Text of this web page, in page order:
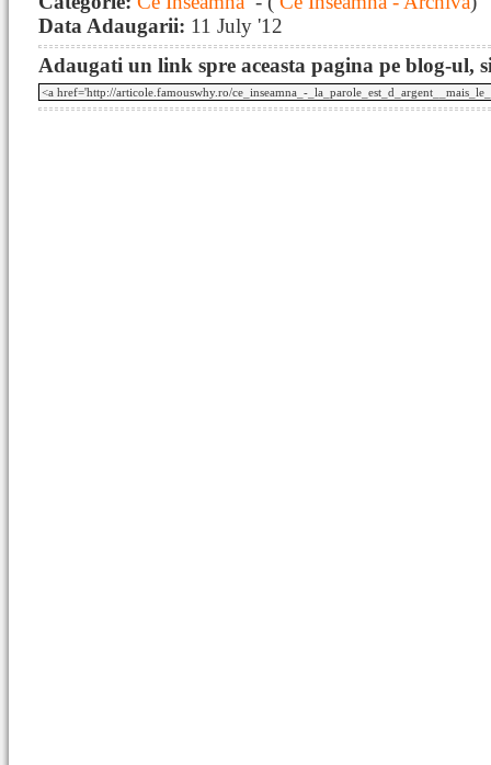
Data Adaugarii: 11 July '12
Adaugati un link spre aceasta pagina pe blog-ul,